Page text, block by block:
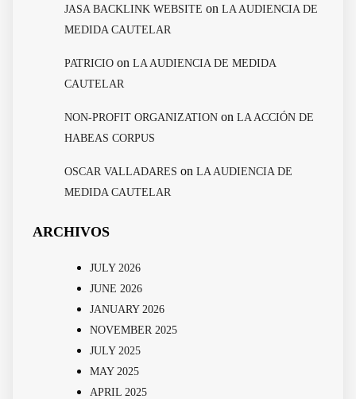
JASA BACKLINK WEBSITE on LA AUDIENCIA DE
MEDIDA CAUTELAR
PATRICIO on LA AUDIENCIA DE MEDIDA
CAUTELAR
NON-PROFIT ORGANIZATION on LA ACCIÓN DE
HABEAS CORPUS
OSCAR VALLADARES on LA AUDIENCIA DE
MEDIDA CAUTELAR
ARCHIVOS
JULY 2026
JUNE 2026
JANUARY 2026
NOVEMBER 2025
JULY 2025
MAY 2025
APRIL 2025